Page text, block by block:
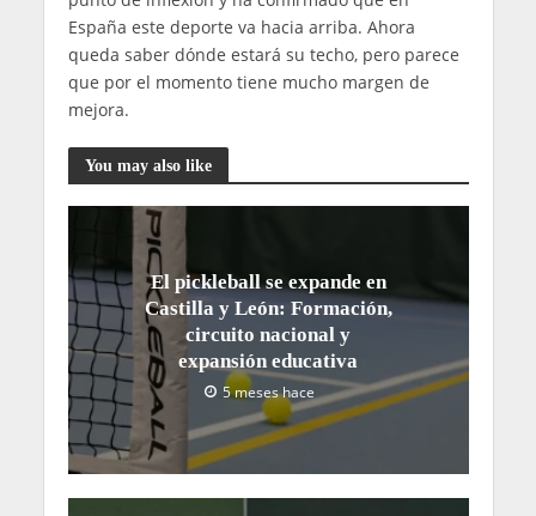
España este deporte va hacia arriba. Ahora
queda saber dónde estará su techo, pero parece
que por el momento tiene mucho margen de
mejora.
You may also like
El pickleball se expande en
Castilla y León: Formación,
circuito nacional y
expansión educativa
5 meses hace